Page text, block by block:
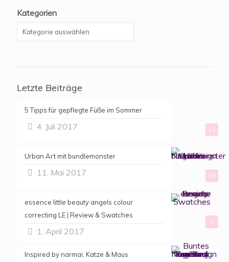
Kategorien
Letzte Beiträge
12
5 Tipps für gepflegte Füße im Sommer
4. Juli 2017
18
Urban Art mit bundlemonster
11. Mai 2017
1
essence little beauty angels colour
correcting LE | Review & Swatches
1. April 2017
Inspired by narmai: Katze & Maus